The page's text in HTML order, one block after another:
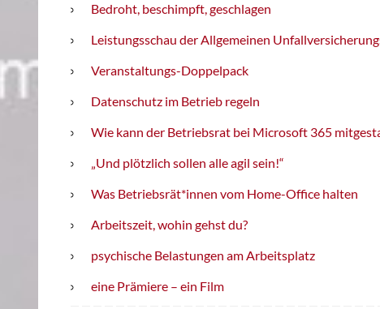
Bedroht, beschimpft, geschlagen
Leistungsschau der Allgemeinen
Veranstaltungs-Doppelpack
Datenschutz im Betrieb regeln
Wie kann der Betriebsrat bei Microsoft 365
„Und plötzlich sollen alle agil sein!“
Was Betriebsrät*innen vom Home-Office halten
Arbeitszeit, wohin gehst du?
psychische Belastungen am Arbeitsplatz
eine Prämiere – ein Film